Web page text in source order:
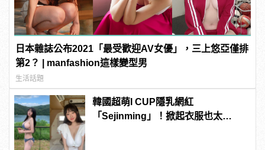
日本雜誌公布2021「最受歡迎AV女優」，三上悠亞僅排
第2？ | manfashion這樣變型男
生活話題
韓國超萌I CUP隱乳網紅
「Sejinming」！掀起衣服也太